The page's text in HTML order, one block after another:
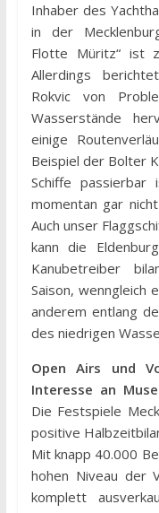
Inhaber des
in der
Flotte Müritz“ ist
Allerdings
Rokvic von
Wasserstände
einige
Beispiel der Bolter
Schiffe passierbar
momentan gar
Auch unser
kann die
Kanubetreiber
Saison, wenngleich
anderem entlang
des niedrigen
Open Airs und
Interesse an
Die Festspiele
positive
Mit knapp 40.000
hohen Niveau der
komplett